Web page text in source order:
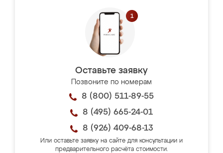
Оставьте заявку
Позвоните по номерам
8 (800) 511-89-55
8 (495) 665-24-01
8 (926) 409-68-13
Или оставьте заявку на сайте для консультации и
предварительного расчёта стоимости.